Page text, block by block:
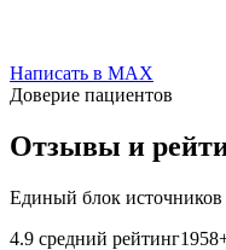
Написать в MAX
Доверие пациентов
Отзывы и
Единый блок
4.9 средний рейтинг1958